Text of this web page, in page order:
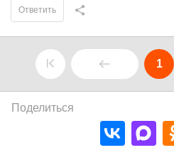
Ответить
1
Поделиться